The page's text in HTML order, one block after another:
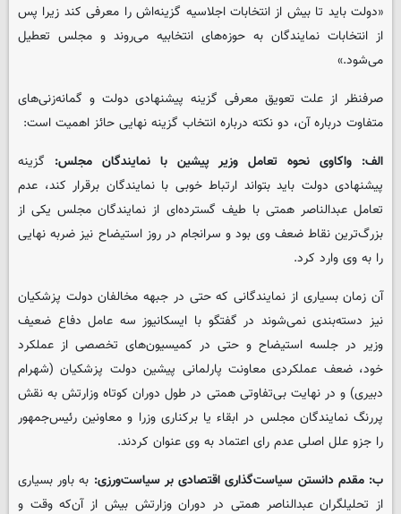
«دولت باید تا بیش از انتخابات اجلاسیه گزینه‌اش را معرفی کند زیرا پس
از انتخابات نمایندگان به حوزه‌های انتخابیه می‌روند و مجلس تعطیل
می‌شود.»
صرفنظر از علت تعویق معرفی گزینه پیشنهادی دولت و گمانه‌زنی‌های
متفاوت درباره آن، دو نکته درباره انتخاب گزینه نهایی حائز اهمیت است:
الف: واکاوی نحوه تعامل وزیر پیشین با نمایندگان مجلس: گزینه
پیشنهادی دولت باید بتواند ارتباط خوبی با نمایندگان برقرار کند، عدم
تعامل عبدالناصر همتی با طیف گسترده‌ای از نمایندگان مجلس یکی از
بزرگ‌ترین نقاط ضعف وی بود و سرانجام در روز استیضاح نیز ضربه نهایی
را به وی وارد کرد.
آن زمان بسیاری از نمایندگانی که حتی در جبهه مخالفان دولت پزشکیان
نیز دسته‌بندی نمی‌شوند در گفتگو با ایسکانیوز سه عامل دفاع ضعیف
وزیر در جلسه استیضاح و حتی در کمیسیون‌های تخصصی از عملکرد
خود، ضعف عملکردی معاونت پارلمانی پیشین دولت پزشکیان (شهرام
دبیری) و در نهایت بی‌تفاوتی همتی در طول دوران کوتاه وزارتش به نقش
پررنگ نمایندگان مجلس در ابقاء یا برکناری وزرا و معاونین رئیس‌جمهور
را جزو علل اصلی عدم رای اعتماد به وی عنوان کردند.
ب: مقدم دانستن سیاست‌گذاری اقتصادی بر سیاست‌ورزی: به باور بسیاری
از تحلیلگران عبدالناصر همتی در دوران وزارتش بیش از آن‌که وقت و